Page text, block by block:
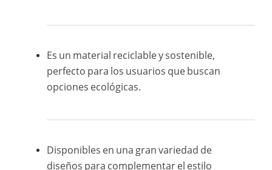
Es un material reciclable y sostenible,
perfecto para los usuarios que buscan
opciones ecológicas.
Disponibles en una gran variedad de
diseños para complementar el estilo